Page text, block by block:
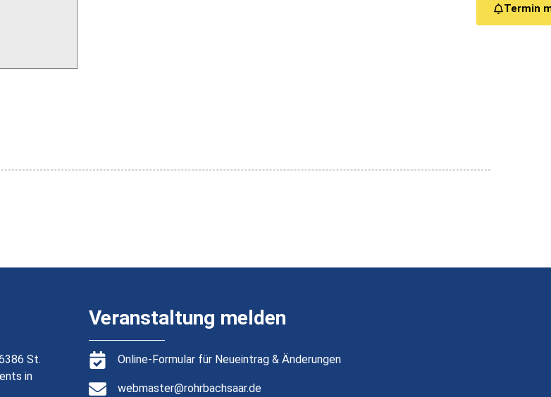
Termin
St.
in
Veranstaltung melden
Online-Formular für Neueintrag & Änderungen
webmaster@rohrbachsaar.de